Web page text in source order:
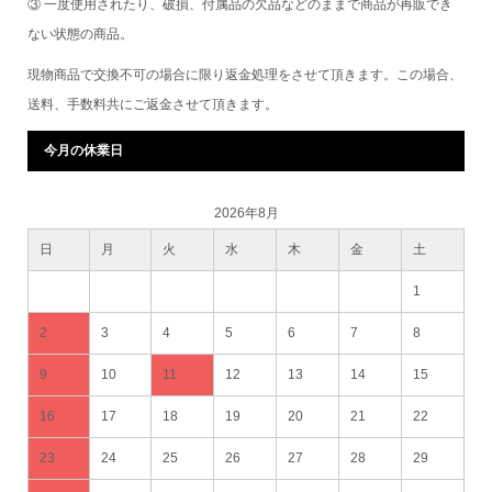
③ 一度使用されたり、破損、付属品の欠品などのままで商品が再販でき
ない状態の商品。
現物商品で交換不可の場合に限り返金処理をさせて頂きます。この場合、
送料、手数料共にご返金させて頂きます。
今月の休業日
2026年8月
日 月 火 水 木 金 土
1
2 3 4 5 6 7 8
9 10 11 12 13 14 15
16 17 18 19 20 21 22
23 24 25 26 27 28 29